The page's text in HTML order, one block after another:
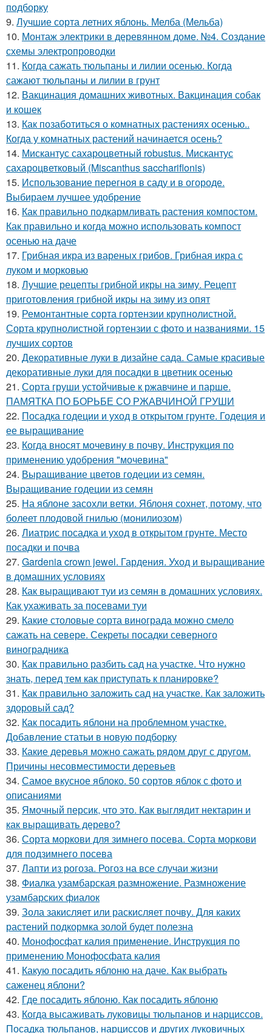
подборку
9. Лучшие сорта летних яблонь. Мелба (Мельба)
10. Монтаж электрики в деревянном доме. №4. Создание
схемы электропроводки
11. Когда сажать тюльпаны и лилии осенью. Когда
сажают тюльпаны и лилии в грунт
12. Вакцинация домашних животных. Вакцинация собак
и кошек
13. Как позаботиться о комнатных растениях осенью..
Когда у комнатных растений начинается осень?
14. Мискантус сахароцветный robustus. Мискантус
сахароцветковый (Miscanthus sacchariflonis)
15. Использование перегноя в саду и в огороде.
Выбираем лучшее удобрение
16. Как правильно подкармливать растения компостом.
Как правильно и когда можно использовать компост
осенью на даче
17. Грибная икра из вареных грибов. Грибная икра с
луком и морковью
18. Лучшие рецепты грибной икры на зиму. Рецепт
приготовления грибной икры на зиму из опят
19. Ремонтантные сорта гортензии крупнолистной.
Сорта крупнолистной гортензии с фото и названиями. 15
лучших сортов
20. Декоративные луки в дизайне сада. Самые красивые
декоративные луки для посадки в цветник осенью
21. Сорта груши устойчивые к ржавчине и парше.
ПАМЯТКА ПО БОРЬБЕ СО РЖАВЧИНОЙ ГРУШИ
22. Посадка годеции и уход в открытом грунте. Годеция и
ее выращивание
23. Когда вносят мочевину в почву. Инструкция по
применению удобрения "мочевина"
24. Выращивание цветов годеции из семян.
Выращивание годеции из семян
25. На яблоне засохли ветки. Яблоня сохнет, потому, что
болеет плодовой гнилью (монилиозом)
26. Лиатрис посадка и уход в открытом грунте. Место
посадки и почва
27. Gardenia crown jewel. Гардения. Уход и выращивание
в домашних условиях
28. Как выращивают туи из семян в домашних условиях.
Как ухаживать за посевами туи
29. Какие столовые сорта винограда можно смело
сажать на севере. Секреты посадки северного
виноградника
30. Как правильно разбить сад на участке. Что нужно
знать, перед тем как приступать к планировке?
31. Как правильно заложить сад на участке. Как заложить
здоровый сад?
32. Как посадить яблони на проблемном участке.
Добавление статьи в новую подборку
33. Какие деревья можно сажать рядом друг с другом.
Причины несовместимости деревьев
34. Самое вкусное яблоко. 50 сортов яблок с фото и
описаниями
35. Ямочный персик, что это. Как выглядит нектарин и
как выращивать дерево?
36. Сорта моркови для зимнего посева. Сорта моркови
для подзимнего посева
37. Лапти из рогоза. Рогоз на все случаи жизни
38. Фиалка узамбарская размножение. Размножение
узамбарских фиалок
39. Зола закисляет или раскисляет почву. Для каких
растений подкормка золой будет полезна
40. Монофосфат калия применение. Инструкция по
применению Монофосфата калия
41. Какую посадить яблоню на даче. Как выбрать
саженец яблони?
42. Где посадить яблоню. Как посадить яблоню
43. Когда высаживать луковицы тюльпанов и нарциссов.
Посадка тюльпанов, нарциссов и других луковичных